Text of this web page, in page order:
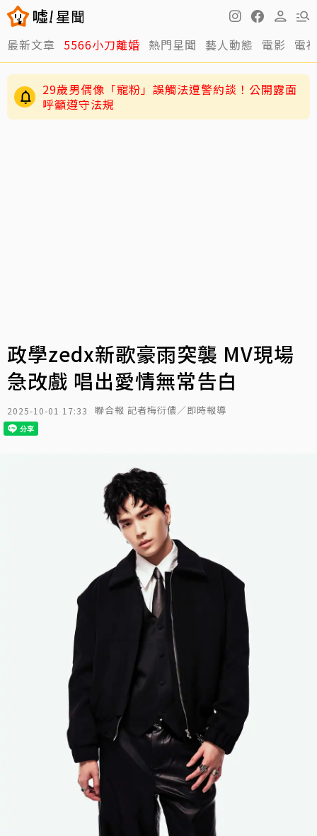
最新文章 5566小刀離婚 熱門星聞 藝人動態 電影 電
29歲男偶像「寵粉」誤觸法遭警約談！公開露面
呼籲遵守法規
政學zedx新歌豪雨突襲 MV現場
急改戲 唱出愛情無常告白
2025-10-01 17:33 聯合報 記者梅衍儂／即時報導